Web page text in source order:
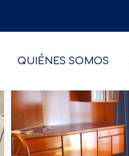
QUIÉNES SOMOS